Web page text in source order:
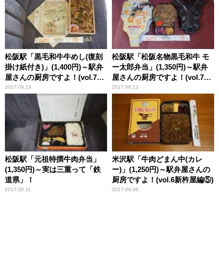
松阪駅「黒毛和牛牛めし(復刻
掛け紙付き)」(1,400円)～駅弁
屋さんの厨房ですよ！(vol.7あ
ら竹編②)
2017.09.19
松阪駅「松阪名物黒毛和牛 モ
ー太郎弁当」(1,350円)～駅弁
屋さんの厨房ですよ！(vol.7あ
ら竹編①)
2017.09.13
松阪駅「元祖特撰牛肉弁当」
(1,350円)～実は三重って「鉄
道県」！
2017.09.11
米沢駅「牛肉どまん中(カレ
ー)」(1,250円)～駅弁屋さんの
厨房ですよ！(vol.6新杵屋編⑤)
2017.09.08